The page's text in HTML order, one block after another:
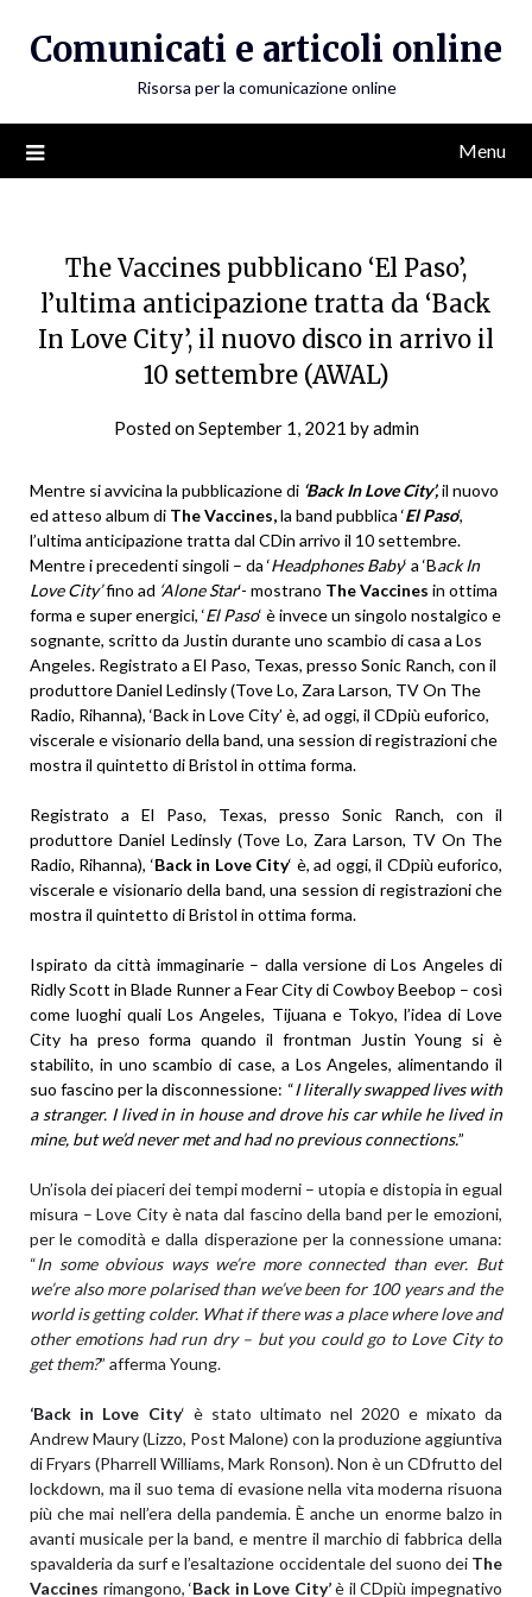
Comunicati e articoli online
Risorsa per la comunicazione online
Menu
The Vaccines pubblicano ‘El Paso’,
l’ultima anticipazione tratta da ‘Back
In Love City’, il nuovo disco in arrivo il
10 settembre (AWAL)
Posted onSeptember 1, 2021 byadmin
Mentre si avvicina la pubblicazione di ‘Back In Love City’,il nuovo
ed atteso album di The Vaccines,la band pubblica ‘El Paso‘,
l’ultima anticipazione tratta dal CDin arrivo il 10 settembre.
Mentre i precedenti singoli – da ‘Headphones Baby‘ a ‘Back In
Love City’fino ad ‘Alone Star‘- mostrano The Vaccines in ottima
forma e super energici, ‘El Paso‘ è invece un singolo nostalgico e
sognante, scritto da Justin durante uno scambio di casa a Los
Angeles. Registrato a El Paso, Texas, presso Sonic Ranch, con il
produttore Daniel Ledinsly (Tove Lo, Zara Larson, TV On The
Radio, Rihanna), ‘Back in Love City’ è, ad oggi, il CDpiù euforico,
viscerale e visionario della band, una session di registrazioni che
mostra il quintetto di Bristol in ottima forma.
Registrato a El Paso, Texas, presso Sonic Ranch, con il
produttore Daniel Ledinsly (Tove Lo, Zara Larson, TV On The
Radio, Rihanna), ‘Back in Love City‘ è, ad oggi, il CDpiù euforico,
viscerale e visionario della band, una session di registrazioni che
mostra il quintetto di Bristol in ottima forma.
Ispirato da città immaginarie – dalla versione di Los Angeles di
Ridly Scott in Blade Runner a Fear City di Cowboy Beebop – così
come luoghi quali Los Angeles, Tijuana e Tokyo, l’idea di Love
City ha preso forma quando il frontman Justin Young si è
stabilito, in uno scambio di case, a Los Angeles, alimentando il
suo fascino per la disconnessione: “I literally swapped lives with
a stranger. I lived in in house and drove his car while he lived in
mine, but we’d never met and had no previous connections.”
Un’isola dei piaceri dei tempi moderni – utopia e distopia in egual
misura – Love City è nata dal fascino della band per le emozioni,
per le comodità e dalla disperazione per la connessione umana:
“In some obvious ways we’re more connected than ever. But
we’re also more polarised than we’ve been for 100 years and the
world is getting colder. What if there was a place where love and
other emotions had run dry – but you could go to Love City to
get them?” afferma Young.
‘Back in Love City‘ è stato ultimato nel 2020 e mixato da
Andrew Maury (Lizzo, Post Malone) con la produzione aggiuntiva
di Fryars (Pharrell Williams, Mark Ronson). Non è un CDfrutto del
lockdown, ma il suo tema di evasione nella vita moderna risuona
più che mai nell’era della pandemia. È anche un enorme balzo in
avanti musicale per la band, e mentre il marchio di fabbrica della
spavalderia da surf e l’esaltazione occidentale del suono dei The
Vaccines rimangono, ‘Back in Love City’è il CDpiù impegnativo